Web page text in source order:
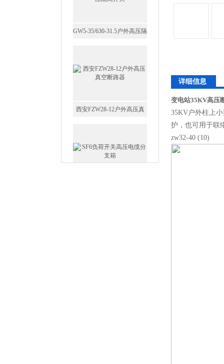
西安FZW28-12户外高压真
SF6负荷开关高压电缆分支
详细信息
变电站35KV高压
35KV户外柱上
护，也可用于联
zw32-40 (10)